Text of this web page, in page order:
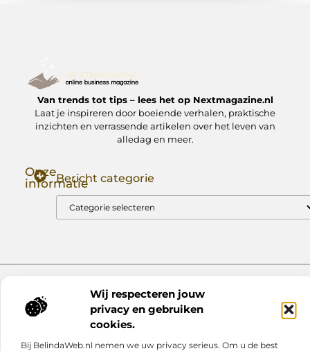
Wij respecteren jouw
privacy en gebruiken
cookies.
Bij BelindaWeb.nl nemen we uw privacy serieus. Om u de best
Van trends tot tips – lees het op Nextmagazine.nl
Laat je inspireren door boeiende verhalen, praktische
inzichten en verrassende artikelen over het leven van
alledag en meer.
Onze
informatieBericht categorie
@2025 www.nextmagazine.nl. All Right Reserved.